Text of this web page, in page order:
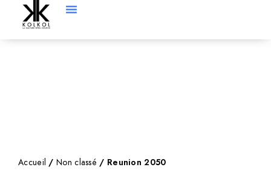
Accueil /Non classé / Reunion 2050